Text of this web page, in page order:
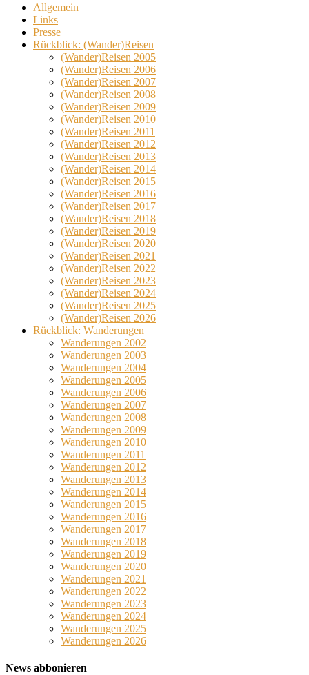
Allgemein
Links
Presse
Rückblick: (Wander)Reisen
(Wander)Reisen 2005
(Wander)Reisen 2006
(Wander)Reisen 2007
(Wander)Reisen 2008
(Wander)Reisen 2009
(Wander)Reisen 2010
(Wander)Reisen 2011
(Wander)Reisen 2012
(Wander)Reisen 2013
(Wander)Reisen 2014
(Wander)Reisen 2015
(Wander)Reisen 2016
(Wander)Reisen 2017
(Wander)Reisen 2018
(Wander)Reisen 2019
(Wander)Reisen 2020
(Wander)Reisen 2021
(Wander)Reisen 2022
(Wander)Reisen 2023
(Wander)Reisen 2024
(Wander)Reisen 2025
(Wander)Reisen 2026
Rückblick: Wanderungen
Wanderungen 2002
Wanderungen 2003
Wanderungen 2004
Wanderungen 2005
Wanderungen 2006
Wanderungen 2007
Wanderungen 2008
Wanderungen 2009
Wanderungen 2010
Wanderungen 2011
Wanderungen 2012
Wanderungen 2013
Wanderungen 2014
Wanderungen 2015
Wanderungen 2016
Wanderungen 2017
Wanderungen 2018
Wanderungen 2019
Wanderungen 2020
Wanderungen 2021
Wanderungen 2022
Wanderungen 2023
Wanderungen 2024
Wanderungen 2025
Wanderungen 2026
News abbonieren